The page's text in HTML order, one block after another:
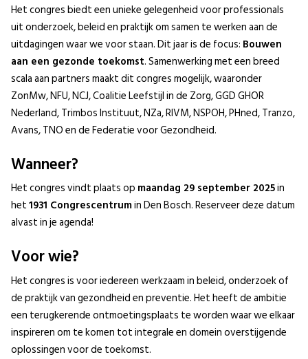
Het congres biedt een unieke gelegenheid voor professionals
uit onderzoek, beleid en praktijk om samen te werken aan de
uitdagingen waar we voor staan. Dit jaar is de focus: Bouwen
aan een gezonde toekomst. Samenwerking met een breed
scala aan partners maakt dit congres mogelijk, waaronder
ZonMw, NFU, NCJ, Coalitie Leefstijl in de Zorg, GGD GHOR
Nederland, Trimbos Instituut, NZa, RIVM, NSPOH, PHned, Tranzo,
Avans, TNO en de Federatie voor Gezondheid.
Wanneer?
Het congres vindt plaats op maandag 29 september 2025in
het1931 Congrescentrumin Den Bosch. Reserveer deze datum
alvast in je agenda!
Voor wie?
Het congres is voor iedereen werkzaam in beleid, onderzoek of
de praktijk van gezondheid en preventie. Het heeft de ambitie
een terugkerende ontmoetingsplaats te worden waar we elkaar
inspireren om te komen tot integrale en domein overstijgende
oplossingen voor de toekomst.